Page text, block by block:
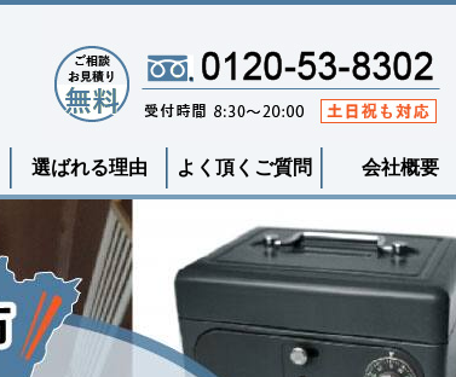
選ばれる理由 よく頂くご質問 会社概要